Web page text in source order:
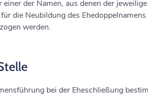
einer der Namen, aus denen der
die Neubildung des Ehedoppelnamens
werden.
bei der Eheschließung